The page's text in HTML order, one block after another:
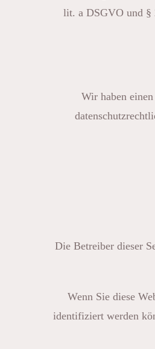
lit. a DSGVO und §
Wir haben
Die Betreiber dieser
Wenn Sie diese
identifiziert werden